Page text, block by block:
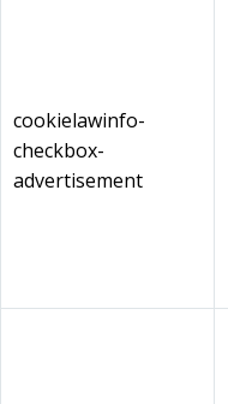
cookielawinfo-
checkbox-
advertisement